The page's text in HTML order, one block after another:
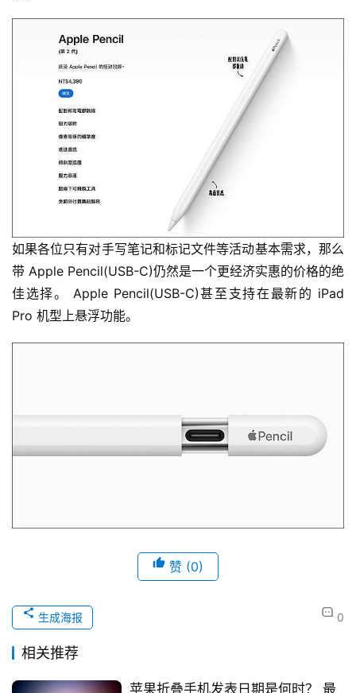
如果各位只有对手写笔记和标记文件等活动基本需求，那么
带 Apple Pencil(USB-C)仍然是一个更经济实惠的价格的绝
佳选择。 Apple Pencil(USB-C)甚至支持在最新的 iPad
Pro 机型上悬浮功能。
赞 (0)
0
生成海报
相关推荐
苹果折叠手机发表日期是何时？ 最